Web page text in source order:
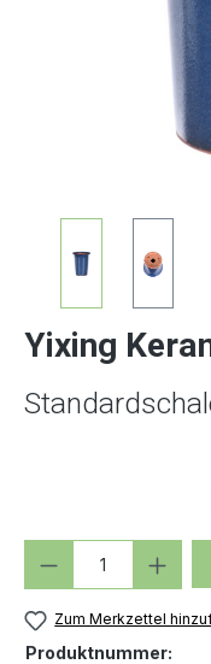
Yixing
Produkt
Zum Merkzettel
Produktnummer: